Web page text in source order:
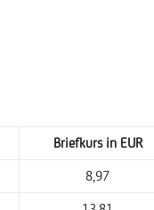
Briefkurs in EUR
8,97